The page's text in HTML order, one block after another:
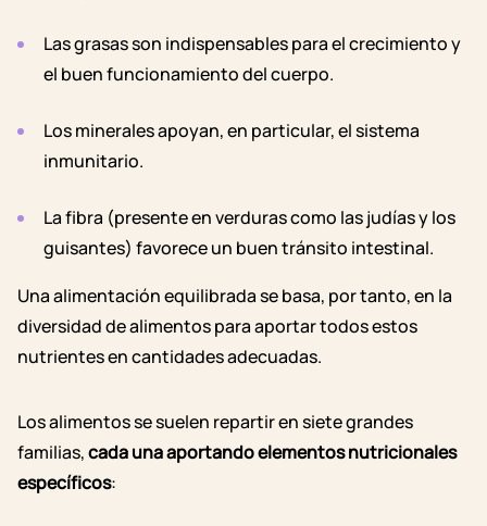
Las grasas son indispensables para el crecimiento y
el buen funcionamiento del cuerpo.
Los minerales apoyan, en particular, el sistema
inmunitario.
La fibra (presente en verduras como las judías y los
guisantes) favorece un buen tránsito intestinal.
Una alimentación equilibrada se basa, por tanto, en la
diversidad de alimentos para aportar todos estos
nutrientes en cantidades adecuadas.
Los alimentos se suelen repartir en siete grandes
familias,cada una aportando elementos nutricionales
específicos: